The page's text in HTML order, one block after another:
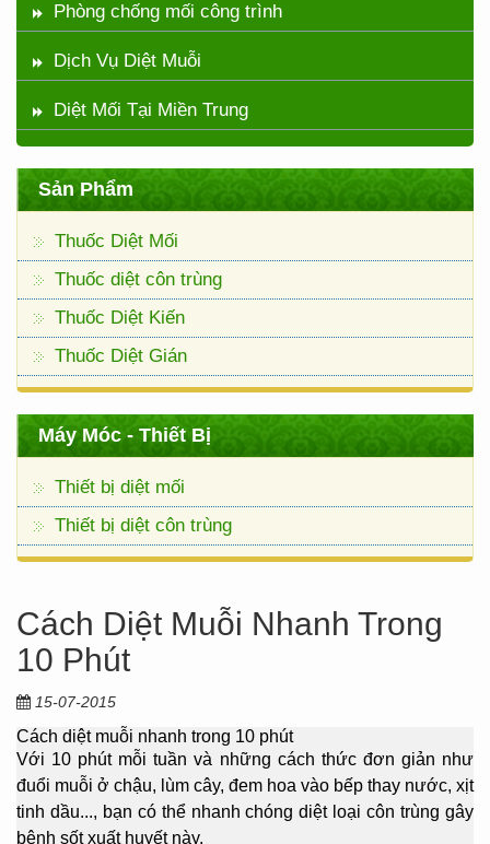
Phòng chống mối công trình
Dịch Vụ Diệt Muỗi
Diệt Mối Tại Miền Trung
Sản Phẩm
Thuốc Diệt Mối
Thuốc diệt côn trùng
Thuốc Diệt Kiến
Thuốc Diệt Gián
Máy Móc - Thiết Bị
Thiết bị diệt mối
Thiết bị diệt côn trùng
Cách Diệt Muỗi Nhanh Trong
10 Phút
15-07-2015
Cách diệt muỗi nhanh trong 10 phút
Với 10 phút mỗi tuần và những cách thức đơn giản như
đuổi muỗi ở chậu, lùm cây, đem hoa vào bếp thay nước, xịt
tinh dầu..., bạn có thể nhanh chóng diệt loại côn trùng gây
bệnh sốt xuất huyết này.